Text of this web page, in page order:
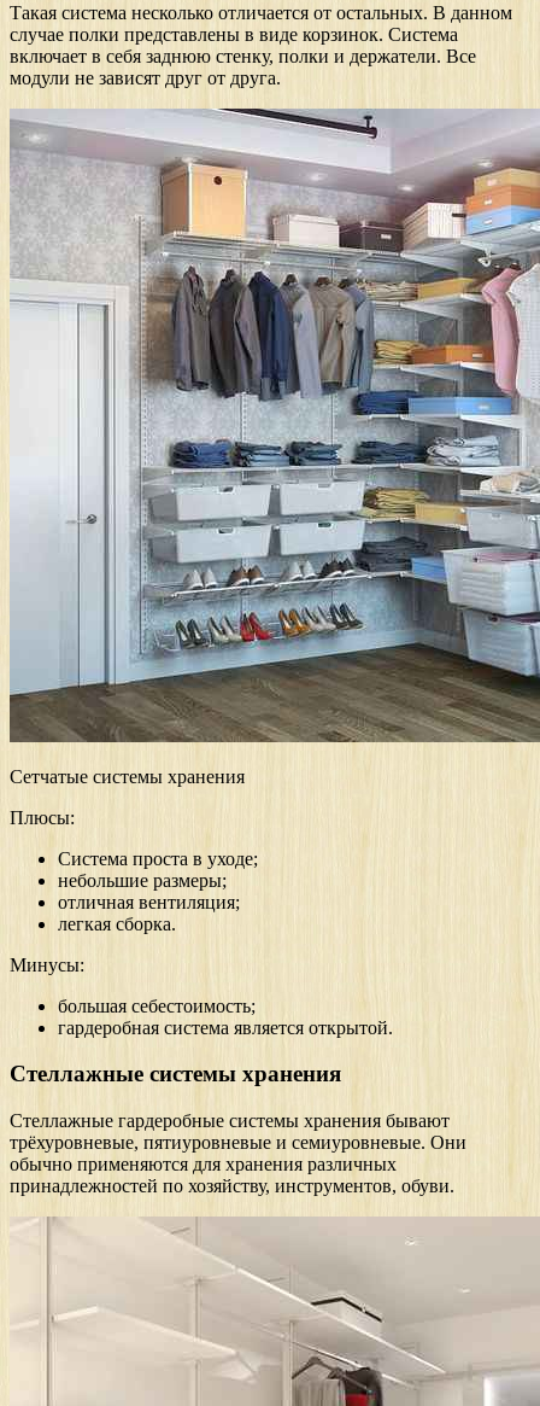
Такая система несколько отличается от остальных. В данном
случае полки представлены в виде корзинок. Система
включает в себя заднюю стенку, полки и держатели. Все
модули не зависят друг от друга.
Сетчатые системы хранения
Плюсы:
Система проста в уходе;
небольшие размеры;
отличная вентиляция;
легкая сборка.
Минусы:
большая себестоимость;
гардеробная система является открытой.
Стеллажные системы хранения
Стеллажные гардеробные системы хранения бывают
трёхуровневые, пятиуровневые и семиуровневые. Они
обычно применяются для хранения различных
принадлежностей по хозяйству, инструментов, обуви.